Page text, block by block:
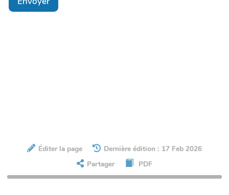
Éditer la page
Dernière édition : 17 Feb 2026
Partager
PDF